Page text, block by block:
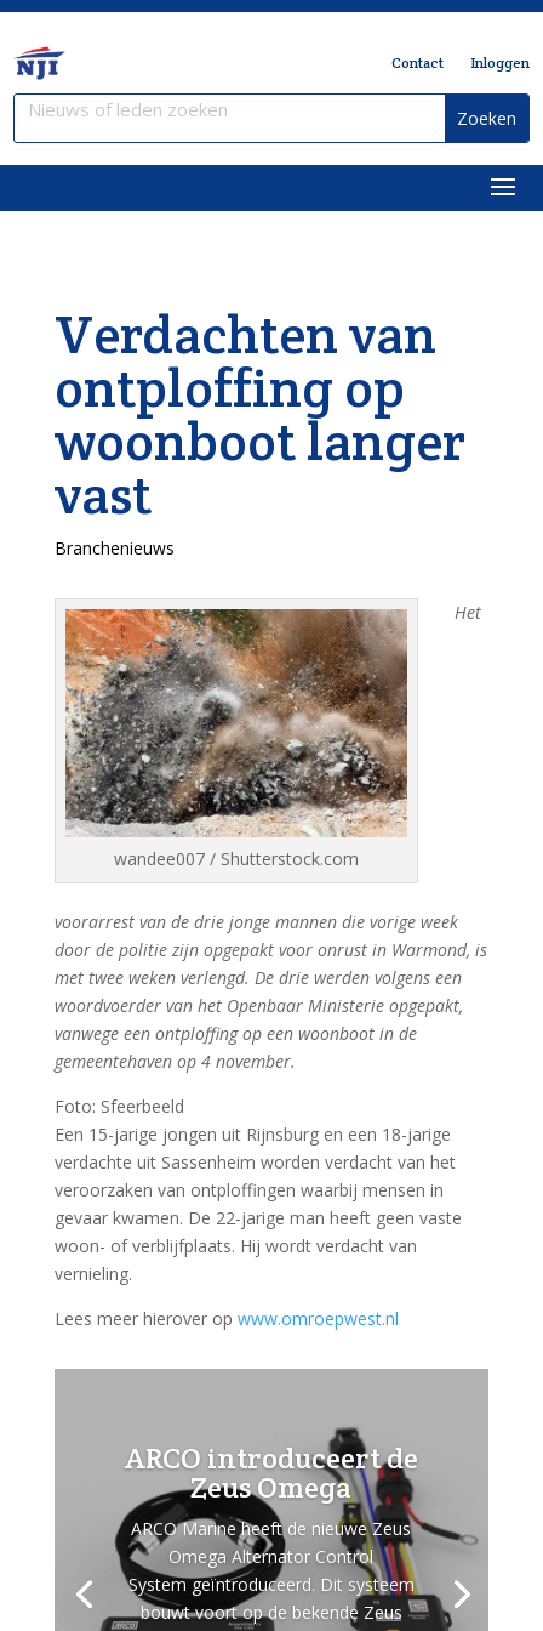
Contact Inloggen
Verdachten van
ontploffing op
woonboot langer
vast
Branchenieuws
wandee007 / Shutterstock.com
Het
voorarrest van de drie jonge mannen die vorige week
door de politie zijn opgepakt voor onrust in Warmond, is
met twee weken verlengd. De drie werden volgens een
woordvoerder van het Openbaar Ministerie opgepakt,
vanwege een ontploffing op een woonboot in de
gemeentehaven op 4 november.
Foto: Sfeerbeeld
Een 15-jarige jongen uit Rijnsburg en een 18-jarige
verdachte uit Sassenheim worden verdacht van het
veroorzaken van ontploffingen waarbij mensen in
gevaar kwamen. De 22-jarige man heeft geen vaste
woon- of verblijfplaats. Hij wordt verdacht van
vernieling.
Lees meer hierover op www.omroepwest.nl
ARCO introduceert de
Zeus Omega
ARCO Marine heeft de nieuwe Zeus
Omega Alternator Control
System geïntroduceerd. Dit systeem
bouwt voort op de bekende Zeus